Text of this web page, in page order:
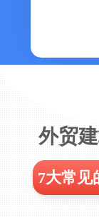
外贸
7大常见